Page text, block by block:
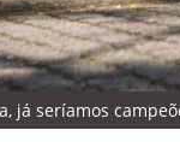
já seríamos